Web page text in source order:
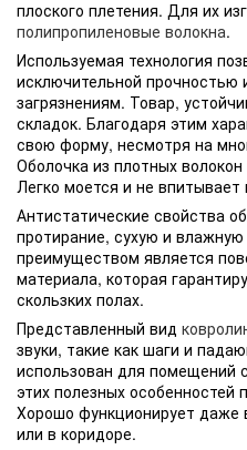
плоского плетения. Для их
полипропиленовые волокна.
Используемая технология
исключительной прочностью
загрязнениям. Товар,
складок. Благодаря этим
свою форму, несмотря на
Оболочка из плотных
Легко моется и не впитывает
Антистатические свойства
протирание, сухую и
преимуществом является
материала, которая
скользких полах.
Представленный вид
звуки, такие как шаги и
использован для помещений
этих полезных особенностей
Хорошо функционирует даже
или в коридоре.